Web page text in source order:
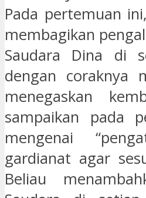
Pada pertemuan
membagikan
Saudara Dina di
dengan coraknya
menegaskan
sampaikan pada
mengenai
gardianat agar
Beliau